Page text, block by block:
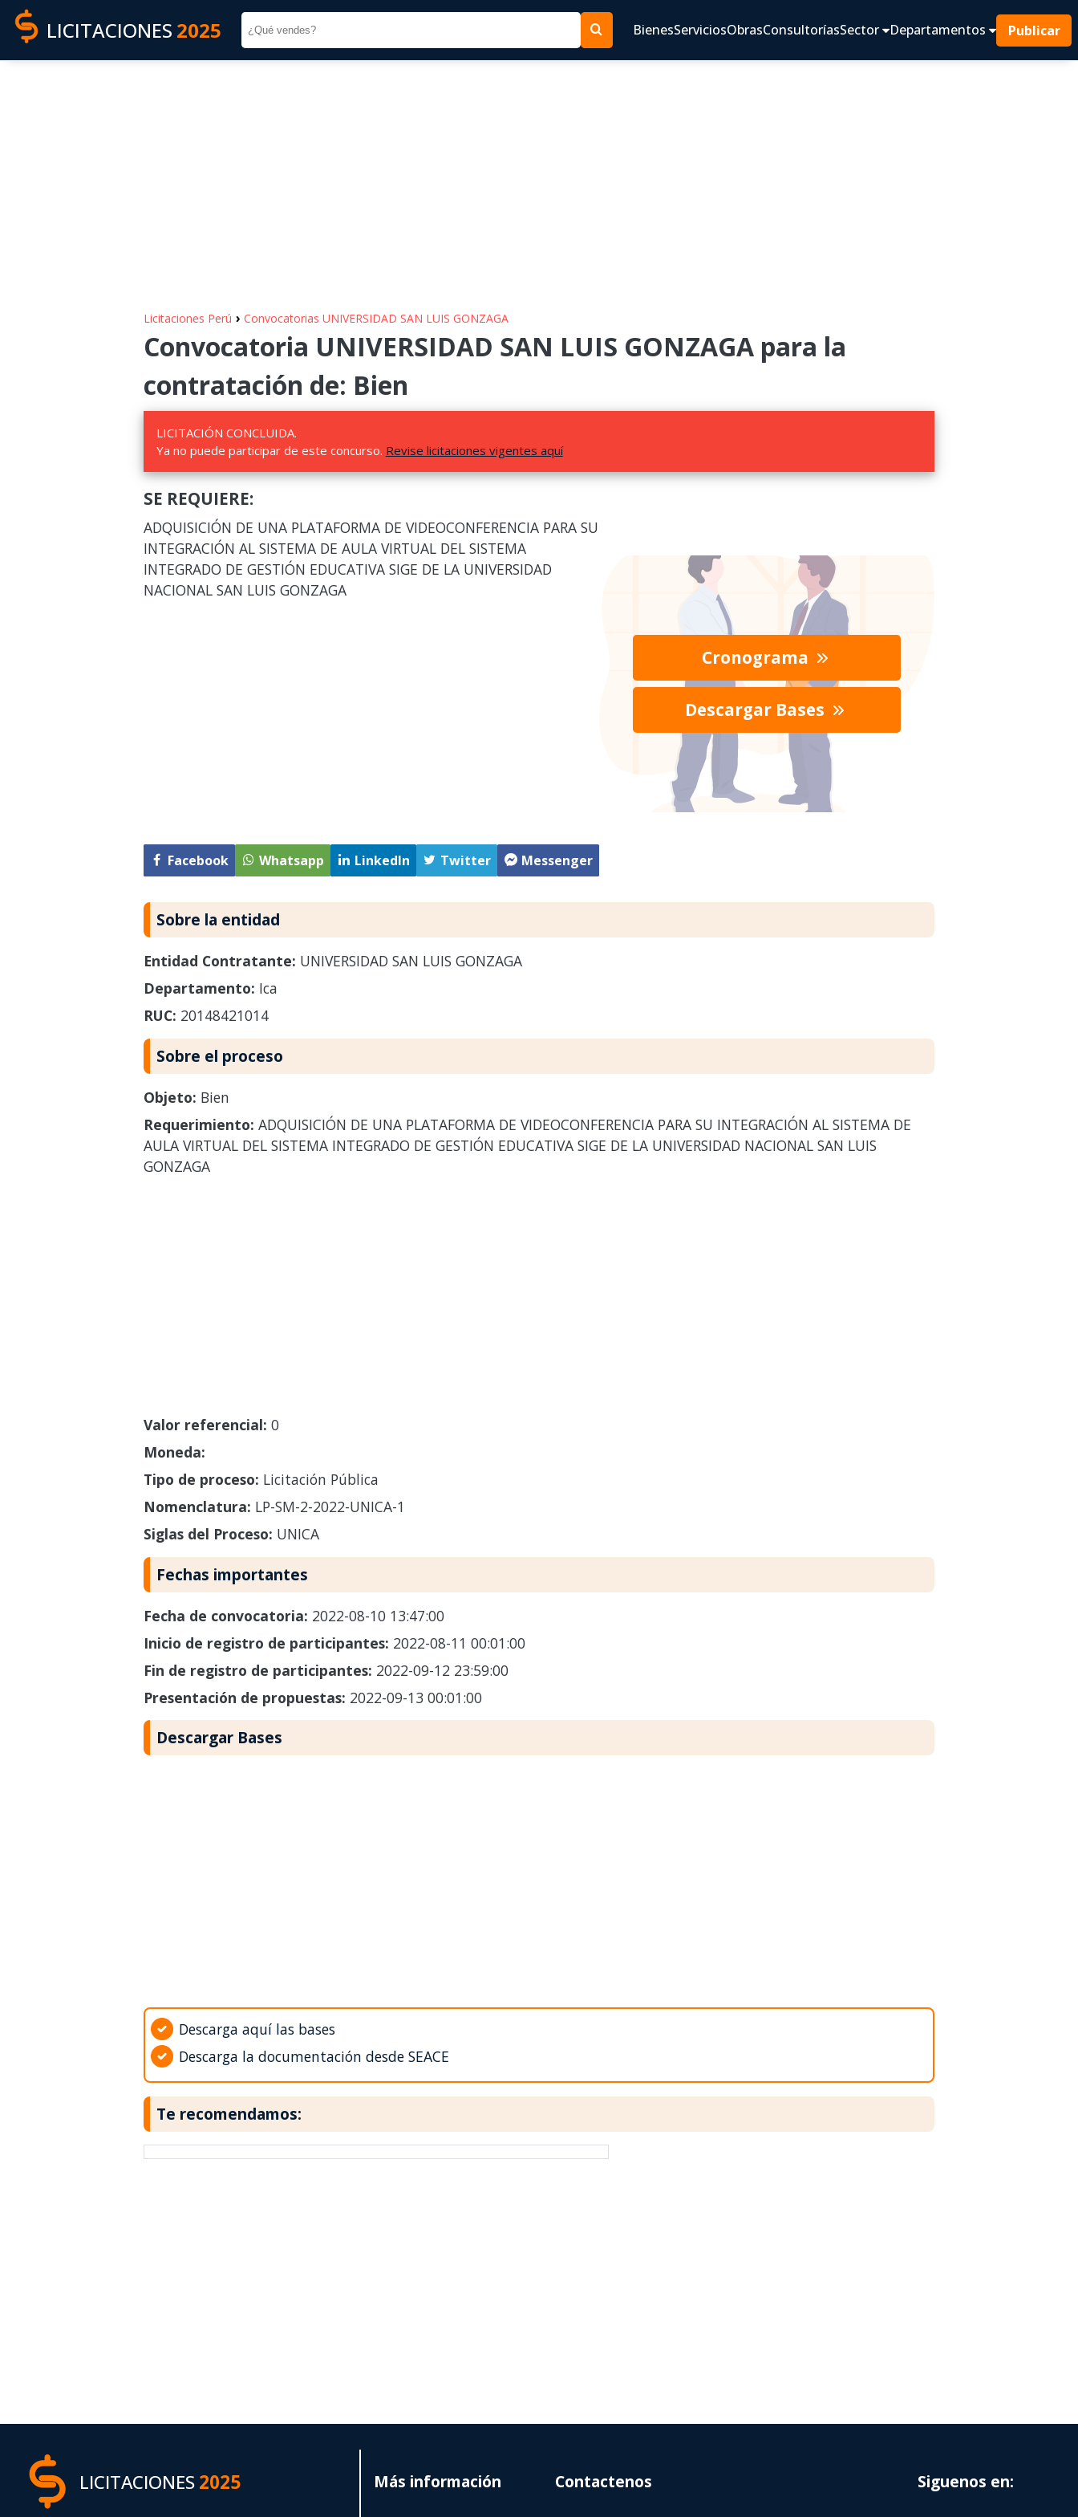
LICITACIONES 2025 BienesServiciosObrasConsultoríasSector Departamentos Publicar
Licitaciones Perú › Convocatorias UNIVERSIDAD SAN LUIS GONZAGA
Convocatoria UNIVERSIDAD SAN LUIS GONZAGA para la
contratación de: Bien
LICITACIÓN CONCLUIDA.
Ya no puede participar de este concurso. Revise licitaciones vigentes aquí
SE REQUIERE:
ADQUISICIÓN DE UNA PLATAFORMA DE VIDEOCONFERENCIA PARA SU
INTEGRACIÓN AL SISTEMA DE AULA VIRTUAL DEL SISTEMA
INTEGRADO DE GESTIÓN EDUCATIVA SIGE DE LA UNIVERSIDAD
NACIONAL SAN LUIS GONZAGA
Facebook Whatsapp LinkedIn Twitter Messenger
Cronograma
Descargar Bases
Sobre la entidad
Entidad Contratante: UNIVERSIDAD SAN LUIS GONZAGA
Departamento: Ica
RUC: 20148421014
Sobre el proceso
Objeto: Bien
Requerimiento: ADQUISICIÓN DE UNA PLATAFORMA DE VIDEOCONFERENCIA PARA SU INTEGRACIÓN AL SISTEMA DE
AULA VIRTUAL DEL SISTEMA INTEGRADO DE GESTIÓN EDUCATIVA SIGE DE LA UNIVERSIDAD NACIONAL SAN LUIS
GONZAGA
Valor referencial: 0
Moneda:
Tipo de proceso: Licitación Pública
Nomenclatura: LP-SM-2-2022-UNICA-1
Siglas del Proceso: UNICA
Fechas importantes
Fecha de convocatoria: 2022-08-10 13:47:00
Inicio de registro de participantes: 2022-08-11 00:01:00
Fin de registro de participantes: 2022-09-12 23:59:00
Presentación de propuestas: 2022-09-13 00:01:00
Descargar Bases
Descarga aquí las bases
Descarga la documentación desde SEACE
Te recomendamos:
LICITACIONES2025 Más información Contactenos Siguenos en: